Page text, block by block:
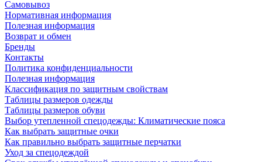
Самовывоз
Нормативная информация
Полезная информация
Возврат и обмен
Бренды
Контакты
Политика конфиденциальности
Полезная информация
Классификация по защитным свойствам
Таблицы размеров одежды
Таблицы размеров обуви
Выбор утепленной спецодежды: Климатические пояса
Как выбрать защитные очки
Как правильно выбрать защитные перчатки
Уход за спецодеждой